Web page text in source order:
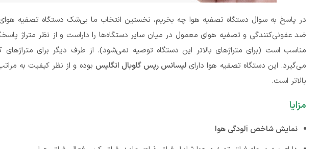
ضد عفونی‌کنندگی و تصفیه هوای معمول در میان سایر دستگاه‌ها را داراست و از نظر متراژ
مناسب است (برای متراژهای بالاتر این دستگاه توصیه نمی‌شود). از طرف دیگر برای
می‌گیرد. این دستگاه تصفیه هوا دارای لیسانس رپس گلوبال انگلیس بوده و از نظر کیفیت به
بالاتر است.
مزایا
نمایش شاخص آلودگی هوا